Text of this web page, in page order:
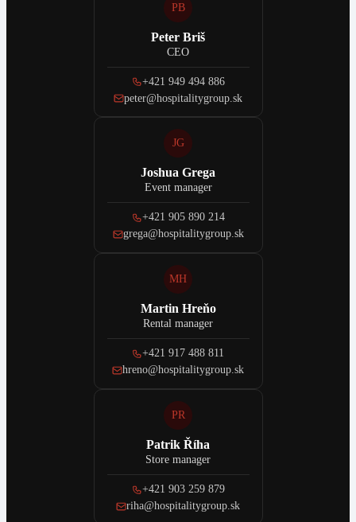
PB
Peter Briš
CEO
+421 949 494 886
peter@hospitalitygroup.sk
JG
Joshua Grega
Event manager
+421 905 890 214
grega@hospitalitygroup.sk
MH
Martin Hreňo
Rental manager
+421 917 488 811
hreno@hospitalitygroup.sk
PR
Patrik Říha
Store manager
+421 903 259 879
riha@hospitalitygroup.sk